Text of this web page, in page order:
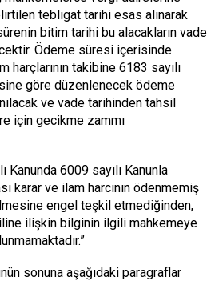
tebligat tarihi esas alınarak
bitim tarihi bu alacakların vade
Ödeme süresi içerisinde
harçlarının takibine 6183 sayılı
göre düzenlenecek ödeme
ve vade tarihinden tahsil
için gecikme zammı
Kanunda 6009 sayılı Kanunla
karar ve ilam harcının ödenmemiş
engel teşkil etmediğinden,
ilişkin bilginin ilgili mahkemeye
sonuna aşağıdaki paragraflar